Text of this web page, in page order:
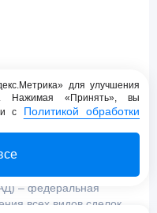
– федеральная
всех видов сделок
для улучшения
Нажимая «Принять», вы
и с Политикой обработки